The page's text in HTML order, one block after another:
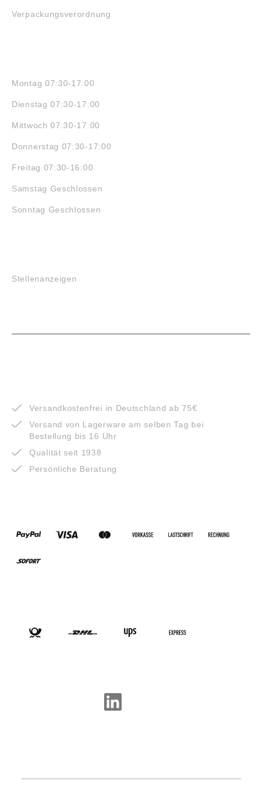
Verpackungsverordnung
Montag 07:30-17:00
Dienstag 07:30-17:00
Mittwoch 07:30-17:00
Donnerstag 07:30-17:00
Freitag 07:30-16:00
Samstag Geschlossen
Sonntag Geschlossen
Stellenanzeigen
Versandkostenfrei in Deutschland ab 75€
Versand von Lagerware am selben Tag bei
Bestellung bis 16 Uhr
Qualität seit 1938
Persönliche Beratung